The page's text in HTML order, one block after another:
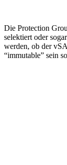
Die Protection
selektiert oder
werden, ob der
“immutable” sein